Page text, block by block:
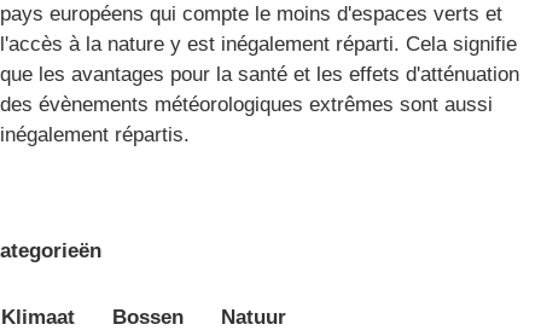
pays européens qui compte le moins d'espaces verts et
l'accès à la nature y est inégalement réparti. Cela signifie
que les avantages pour la santé et les effets d'atténuation
des évènements météorologiques extrêmes sont aussi
inégalement répartis.
Klimaat Bossen Natuur